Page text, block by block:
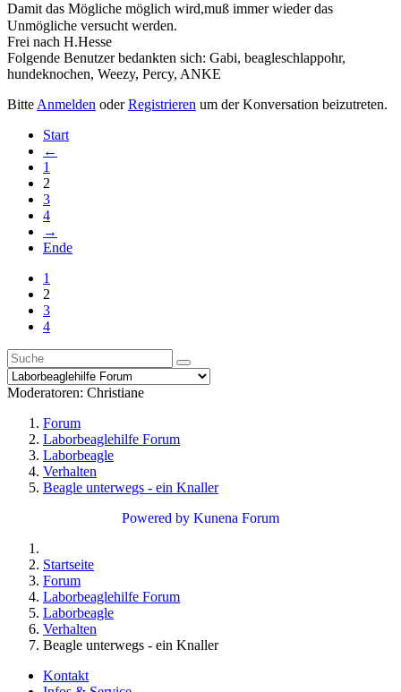
Damit das Mögliche möglich wird,muß immer wieder das
Unmögliche versucht werden.
Frei nach H.Hesse
Folgende Benutzer bedankten sich: Gabi, beagleschlappohr,
hundeknochen, Weezy, Percy, ANKE
Bitte Anmelden oderRegistrieren um der Konversation beizutreten.
Start
←
1
2
3
4
→
Ende
1
2
3
4
Moderatoren: Christiane
Forum
Laborbeaglehilfe Forum
Laborbeagle
Verhalten
Beagle unterwegs - ein Knaller
Powered by Kunena Forum
Startseite
Forum
Laborbeaglehilfe Forum
Laborbeagle
Verhalten
Beagle unterwegs - ein Knaller
Kontakt